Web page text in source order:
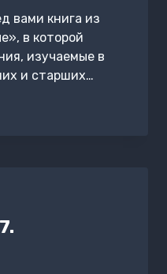
вами книга из
в которой
изучаемые в
и старших…